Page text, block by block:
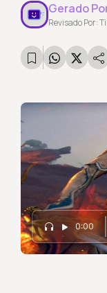
Gerado
Revisado Por:
0:00